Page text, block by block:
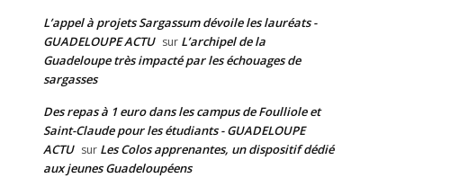
L’appel à projets Sargassum dévoile les lauréats -
GUADELOUPE ACTU sur L’archipel de la
Guadeloupe très impacté par les échouages de
sargasses
Des repas à 1 euro dans les campus de Foulliole et
Saint-Claude pour les étudiants - GUADELOUPE
ACTU sur Les Colos apprenantes, un dispositif dédié
aux jeunes Guadeloupéens